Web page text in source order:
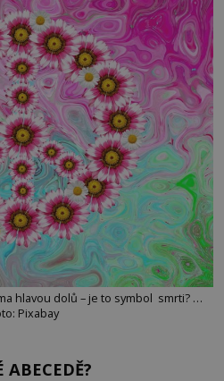
hlavou dolů – je to symbol smrti? …
Pixabay
ABECEDĚ?